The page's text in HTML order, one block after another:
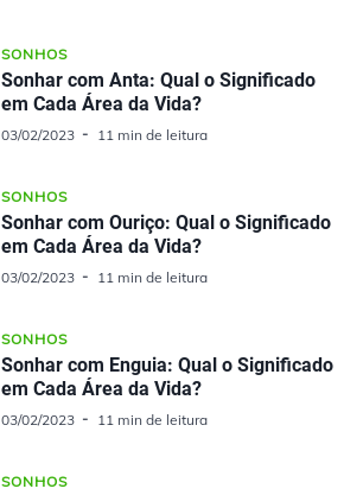
SONHOS
Sonhar com Anta: Qual o Significado
em Cada Área da Vida?
03/02/2023 11 min de leitura
SONHOS
Sonhar com Ouriço: Qual o Significado
em Cada Área da Vida?
03/02/2023 11 min de leitura
SONHOS
Sonhar com Enguia: Qual o Significado
em Cada Área da Vida?
03/02/2023 11 min de leitura
SONHOS